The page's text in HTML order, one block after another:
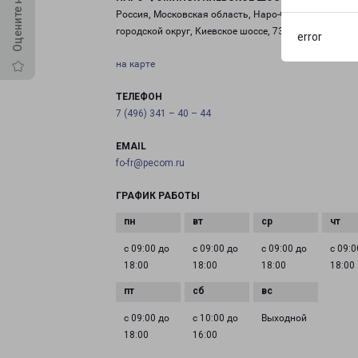
error
Россия, Московская область, Наро-Фоминский
городской округ, Киевское шоссе, 73-й километр
на карте
ТЕЛЕФОН
7 (496) 341 – 40 – 44
EMAIL
fo-fr@pecom.ru
ГРАФИК РАБОТЫ
с 09:00 до
18:00
с 09:00 до
18:00
с 09:00 до
18:00
с
18:00
с 09:00 до
18:00
с 10:00 до
16:00
Выходной